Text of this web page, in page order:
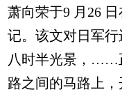
萧向荣于9 月26
记。该文对日军
八时半光景，……
路之间的马路上